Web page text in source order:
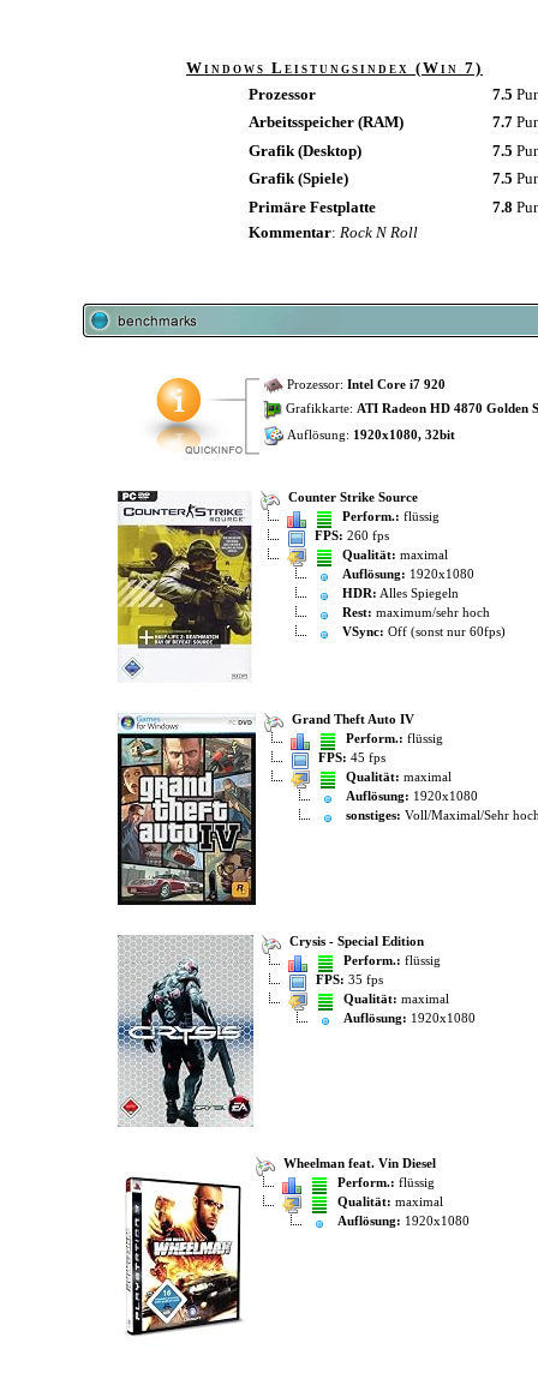
Windows Leistungsindex (Win 7)
Prozessor
7.5
Arbeitsspeicher (RAM)
7.7
Grafik (Desktop)
7.5
Grafik (Spiele)
7.5
Primäre Festplatte
7.8
Kommentar: Rock N Roll
Prozessor: Intel Core i7 920
Grafikkarte: ATI Radeon HD 4870 Golden
Auflösung: 1920x1080, 32bit
Counter Strike Source
Perform.: flüssig
FPS: 260 fps
Qualität: maximal
Auflösung: 1920x1080
HDR: Alles Spiegeln
Rest: maximum/sehr hoch
VSync: Off (sonst nur 60fps)
Grand Theft Auto IV
Perform.: flüssig
FPS: 45 fps
Qualität: maximal
Auflösung: 1920x1080
sonstiges: Voll/Maximal/Sehr
Crysis - Special Edition
Perform.: flüssig
FPS: 35 fps
Qualität: maximal
Auflösung: 1920x1080
Wheelman feat. Vin Diesel
Perform.: flüssig
Qualität: maximal
Auflösung: 1920x1080